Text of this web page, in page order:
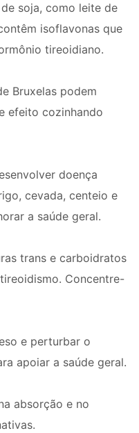
soja, como leite de
isoflavonas que
tireoidiano.
Bruxelas podem
efeito cozinhando
doença
cevada, centeio e
a saúde geral.
trans e carboidratos
Concentre-
e perturbar o
apoiar a saúde geral.
absorção e no